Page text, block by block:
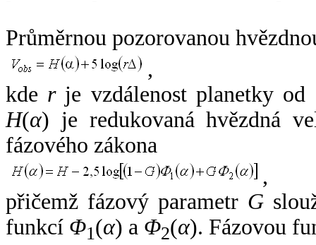
Průměrnou pozorovanou
,
kde rje vzdálenost planetky od
H(α) je redukovaná hvězdná
fázového zákona
,
přičemž fázový parametr G
funkcí Φ1(α) a Φ2(α). Fázovou